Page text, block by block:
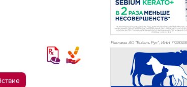
Реклама. АО "Видаль Рус", ИНН 772